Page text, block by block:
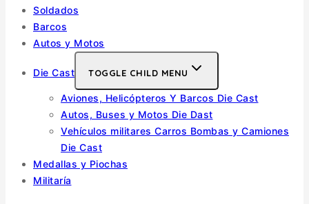
Soldados
Barcos
Autos y Motos
Die Cast TOGGLE CHILD MENU
Aviones, Helicópteros Y Barcos Die Cast
Autos, Buses y Motos Die Dast
Vehículos militares Carros Bombas y Camiones
Die Cast
Medallas y Piochas
Militaría